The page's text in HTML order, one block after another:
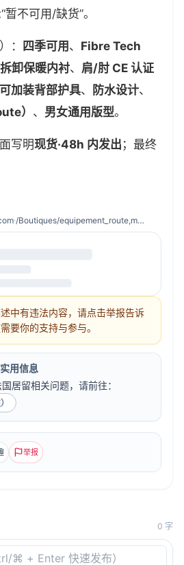
不可用/缺货”。
： 四季可用 、 Fibre Tech
卸保暖内衬、 肩/肘 CE 认证
可加装背部护具、 防水设计、
） 、 男女通用版型。
写明现货·48h 内发出 ；最终
· /Boutiques/equipement_route,m=2/bario,ip=2372
中有违法内容，请点击举报告诉
要你的支持与参与。
用信息
居留相关问题，请前往：
举报
0 字